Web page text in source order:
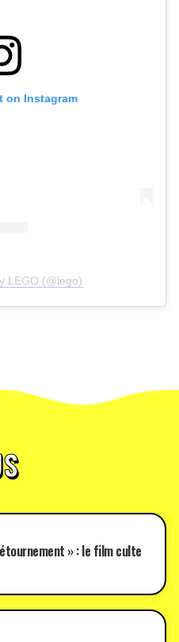
on Instagram
LEGO (@lego)
» : le film culte